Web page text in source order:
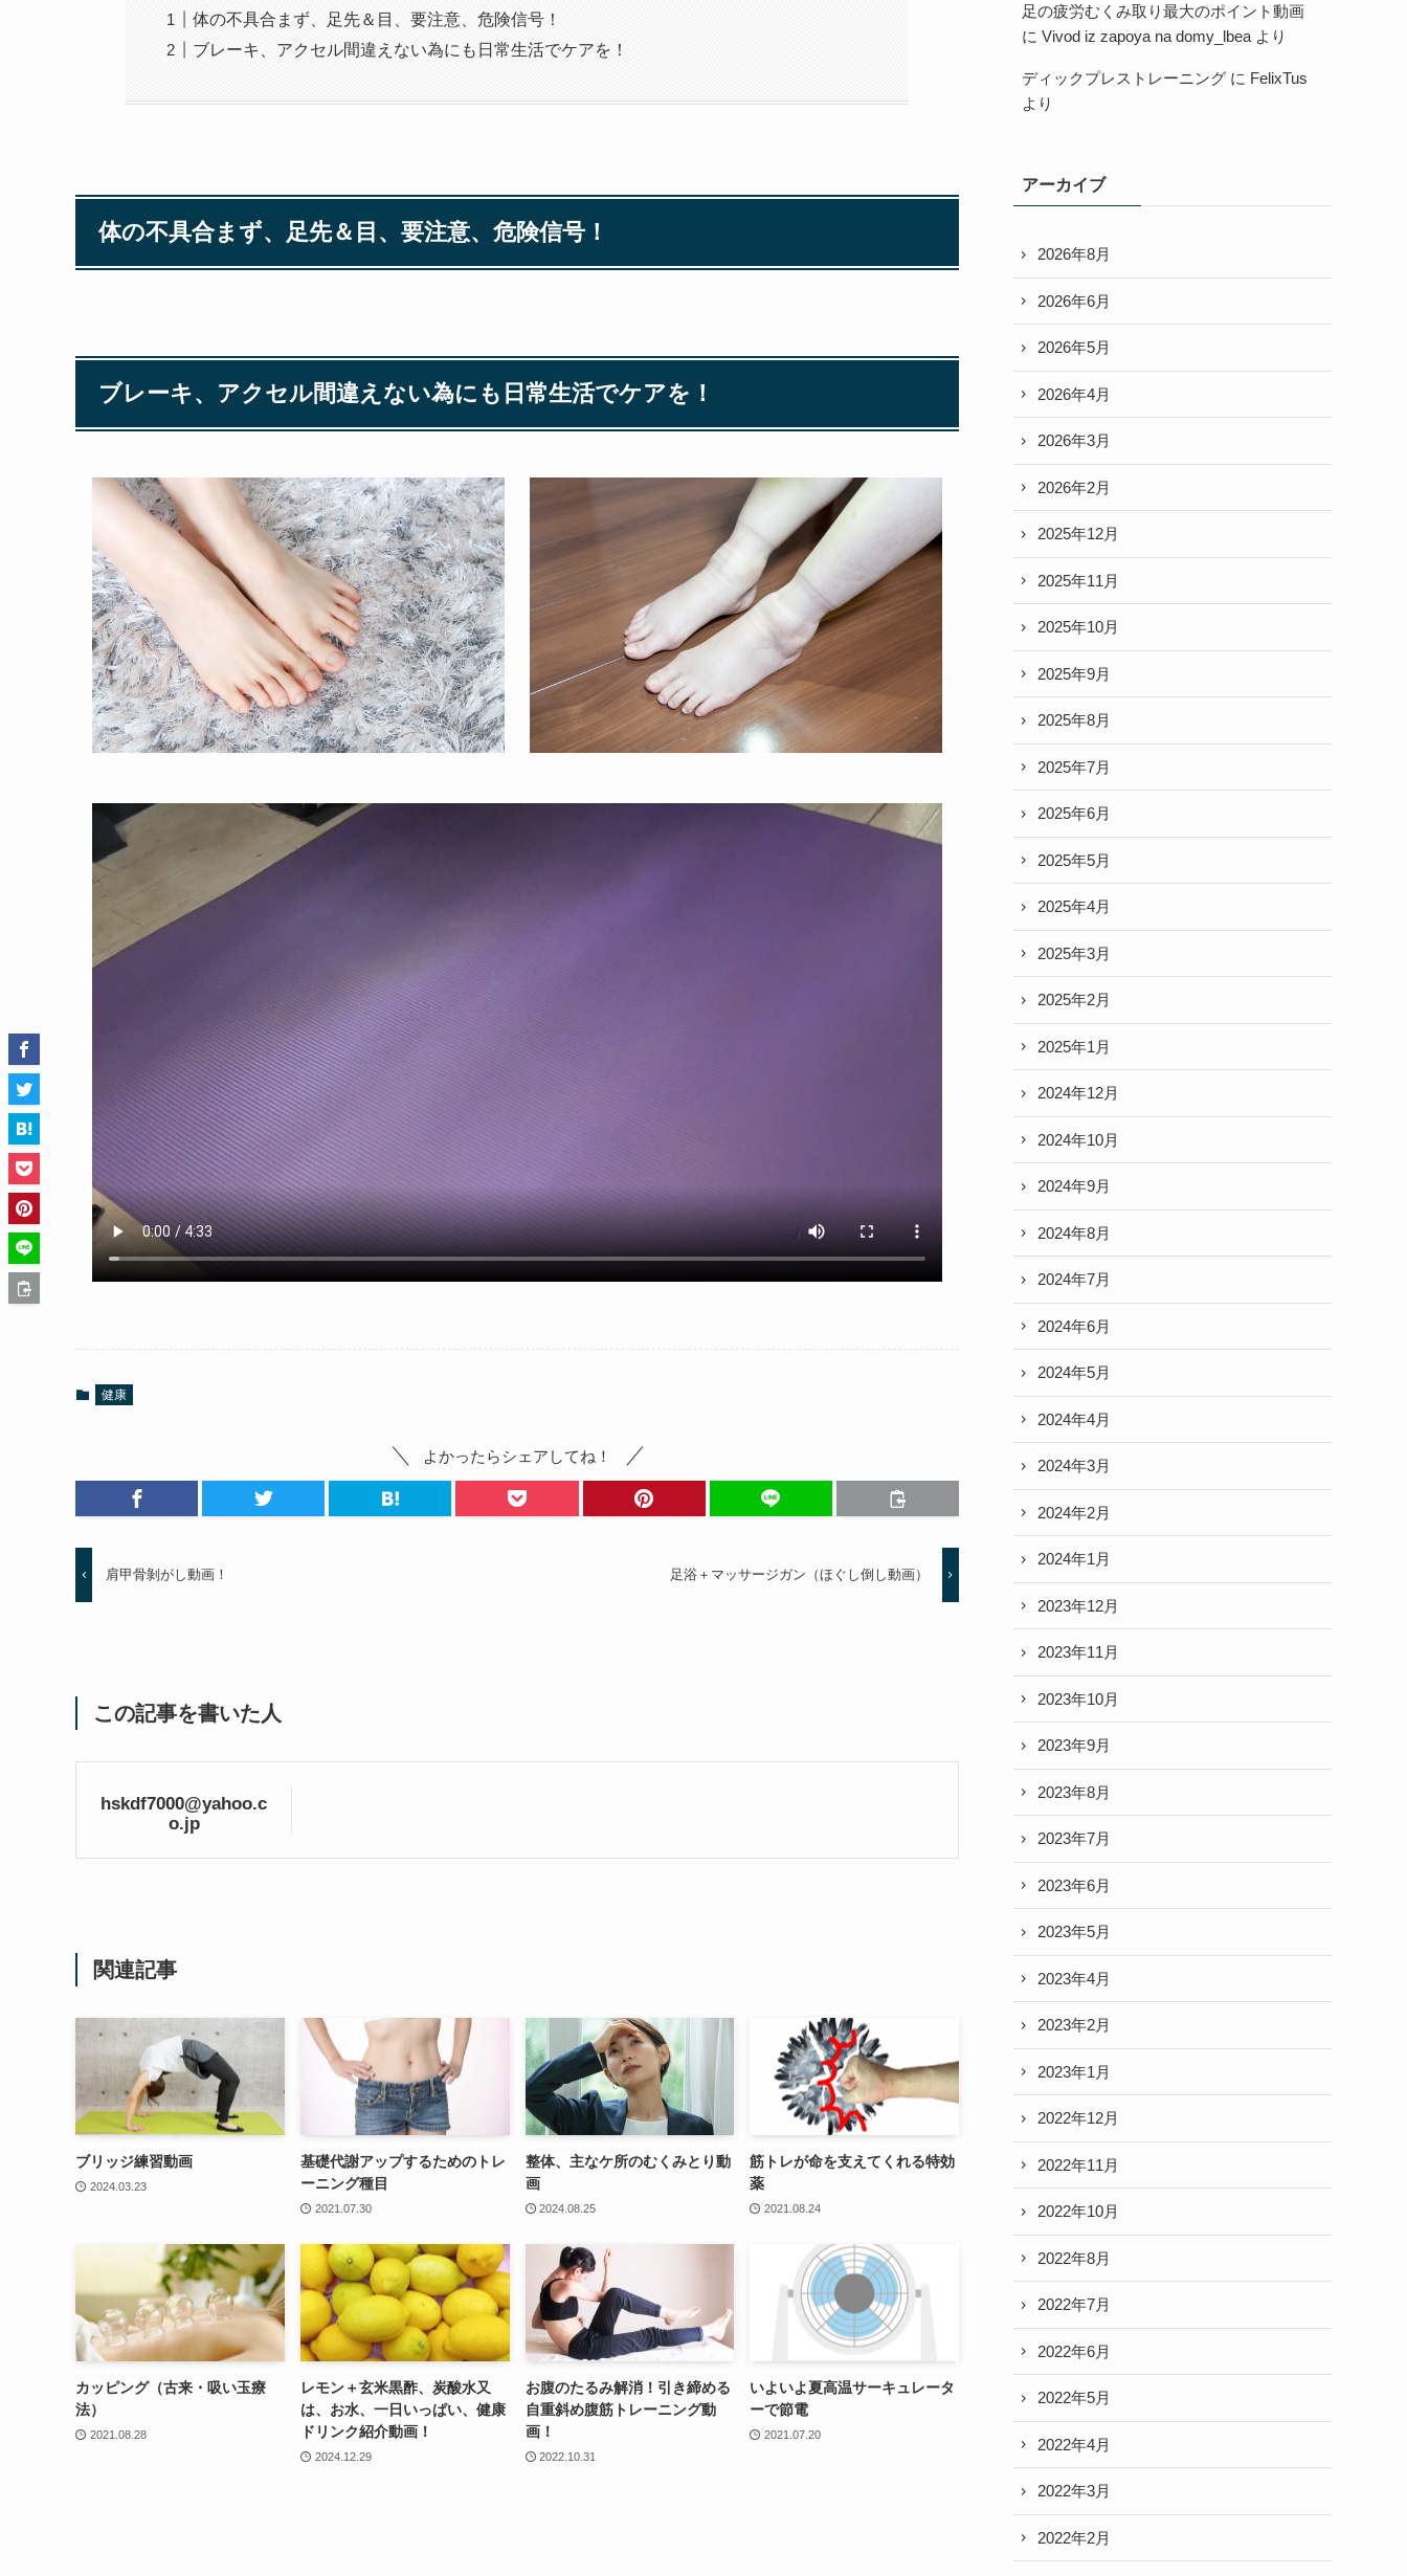
体の不具合まず、足先＆目、要注意、危険信号！
ブレーキ、アクセル間違えない為にも日常生活でケアを！
体の不具合まず、足先＆目、要注意、危険信号！
ブレーキ、アクセル間違えない為にも日常生活でケアを！
健康
よかったらシェアしてね！
肩甲骨剝がし動画！ 足浴＋マッサージガン（ほぐし倒し動画）
この記事を書いた人
hskdf7000@yahoo.c
o.jp
関連記事
ブリッジ練習動画
2024.03.23
基礎代謝アップするためのトレ
ーニング種目
2021.07.30
整体、主なケ所のむくみとり動
画
2024.08.25
筋トレが命を支えてくれる特効
薬
2021.08.24
カッピング（古来・吸い玉療
法）
2021.08.28
レモン＋玄米黒酢、炭酸水又
は、お水、一日いっぱい、健康
ドリンク紹介動画！
2024.12.29
お腹のたるみ解消！引き締める
自重斜め腹筋トレーニング動
画！
2022.10.31
いよいよ夏高温サーキュレータ
ーで節電
2021.07.20
足の疲労むくみ取り最大のポイント動画
に Vivod iz zapoya na domy_lbea より
ディックプレストレーニング に FelixTus
より
アーカイブ
2026年8月
2026年6月
2026年5月
2026年4月
2026年3月
2026年2月
2025年12月
2025年11月
2025年10月
2025年9月
2025年8月
2025年7月
2025年6月
2025年5月
2025年4月
2025年3月
2025年2月
2025年1月
2024年12月
2024年10月
2024年9月
2024年8月
2024年7月
2024年6月
2024年5月
2024年4月
2024年3月
2024年2月
2024年1月
2023年12月
2023年11月
2023年10月
2023年9月
2023年8月
2023年7月
2023年6月
2023年5月
2023年4月
2023年2月
2023年1月
2022年12月
2022年11月
2022年10月
2022年8月
2022年7月
2022年6月
2022年5月
2022年4月
2022年3月
2022年2月